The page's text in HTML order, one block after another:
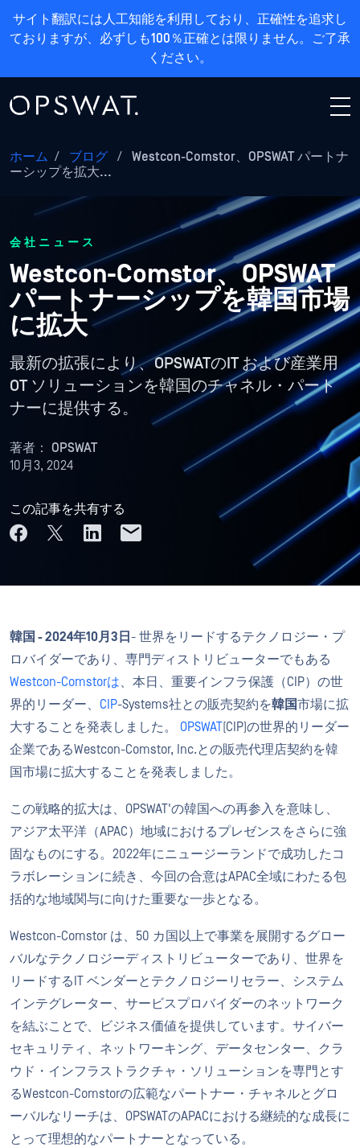
サイト翻訳には人工知能を利用しており、正確性を追求し
ておりますが、必ずしも100％正確とは限りません。ご了承
ください。
ホーム / ブログ /
Westcon-Comstor、OPSWAT パートナ
ーシップを拡大...
会社ニュース
Westcon-Comstor、OPSWAT
パートナーシップを韓国市場
に拡大
最新の拡張により、OPSWATのIT および産業用
OT ソリューションを韓国のチャネル・パート
ナーに提供する。
著者： OPSWAT
10月3, 2024
この記事を共有する
韓国 - 2024年10月3日 - 世界をリードするテクノロジー・プ
ロバイダーであり、専門ディストリビューターでもある
Westcon-Comstorは、本日、重要インフラ保護（CIP）の世
界的リーダー、 CIP-Systems社との販売契約を韓国市場に拡
大することを発表しました。 OPSWAT(CIP)の世界的リーダー
企業であるWestcon-Comstor, Inc.との販売代理店契約を韓
国市場に拡大することを発表しました。
この戦略的拡大は、OPSWAT'の韓国への再参入を意味し、
アジア太平洋（APAC）地域におけるプレゼンスをさらに強
固なものにする。2022年にニュージーランドで成功したコ
ラボレーションに続き、今回の合意はAPAC全域にわたる包
括的な地域関与に向けた重要な一歩となる。
Westcon-Comstor は、50 カ国以上で事業を展開するグロー
バルなテクノロジーディストリビューターであり、世界を
リードするIT ベンダーとテクノロジーリセラー、システム
インテグレーター、サービスプロバイダーのネットワーク
を結ぶことで、ビジネス価値を提供しています。サイバー
セキュリティ、ネットワーキング、データセンター、クラ
ウド・インフラストラクチャ・ソリューションを専門とす
るWestcon-Comstorの広範なパートナー・チャネルとグロ
ーバルなリーチは、OPSWATのAPACにおける継続的な成長に
とって理想的なパートナーとなっている。